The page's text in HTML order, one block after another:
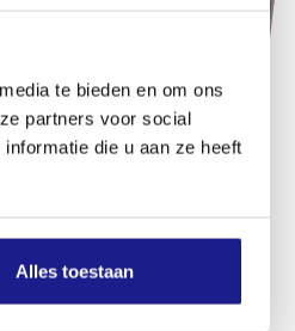
te bieden en om ons
partners voor social
die u aan ze heeft
Alles toestaan